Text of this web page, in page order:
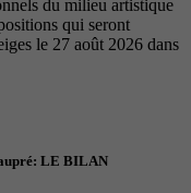
du milieu artistique
qui seront
le 27 août 2026 dans
LE BILAN